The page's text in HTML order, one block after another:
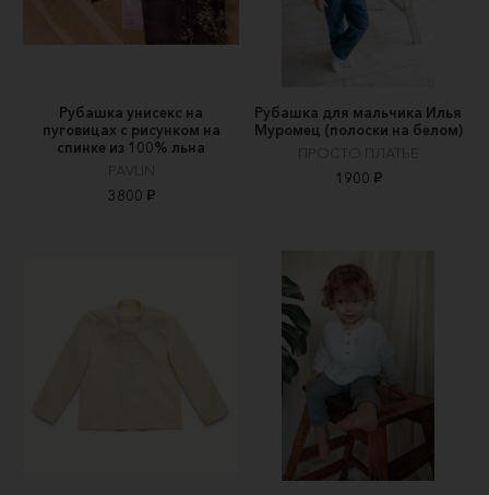
Рубашка унисекс на
пуговицах с рисунком на
спинке из 100% льна
PAVLIN
3800 ₽
Рубашка для мальчика Илья
Муромец (полоски на белом)
ПРОСТО ПЛАТЬЕ
1900 ₽